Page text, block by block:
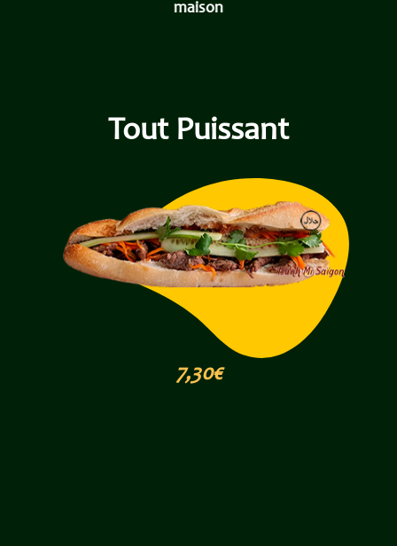
maison
Tout Puissant
7,30€